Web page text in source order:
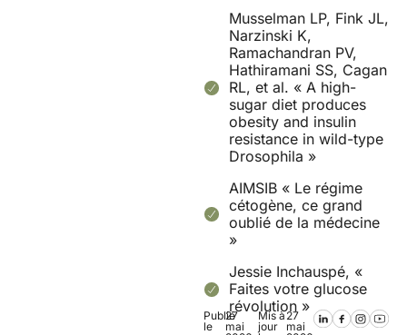
Musselman LP, Fink JL,
Narzinski K,
Ramachandran PV,
Hathiramani SS, Cagan
RL, et al. « A high-
sugar diet produces
obesity and insulin
resistance in wild-type
Drosophila »
AIMSIB « Le régime
cétogène, ce grand
oublié de la médecine
»
Jessie Inchauspé, «
Faites votre glucose
révolution »
Publié
le
27
mai
Mis à
jour
27
mai